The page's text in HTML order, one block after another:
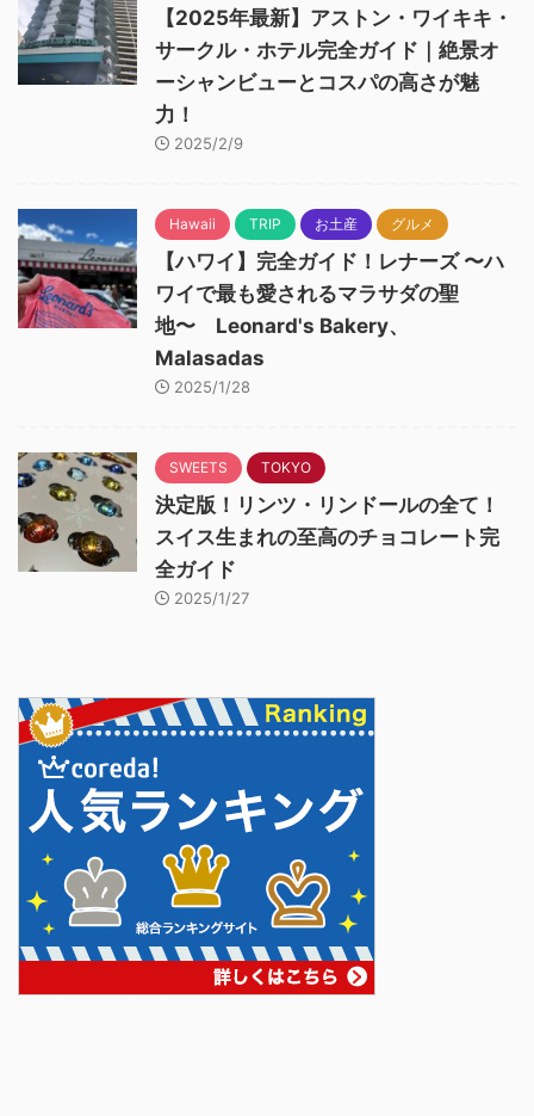
【2025年最新】アストン・ワイキキ・
サークル・ホテル完全ガイド｜絶景オ
ーシャンビューとコスパの高さが魅
力！
2025/2/9
Hawaii TRIP お土産 グルメ
【ハワイ】完全ガイド！レナーズ 〜ハ
ワイで最も愛されるマラサダの聖
地〜 Leonard's Bakery、
Malasadas
2025/1/28
SWEETS TOKYO
決定版！リンツ・リンドールの全て！
スイス生まれの至高のチョコレート完
全ガイド
2025/1/27